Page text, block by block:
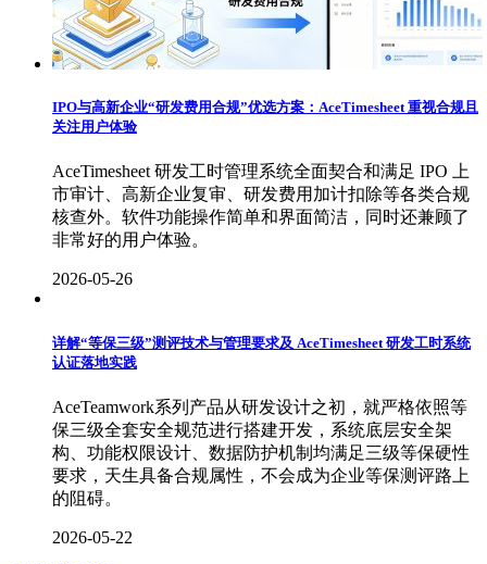
IPO与高新企业“研发费用合规”优选方案：AceTimesheet 重视合规且
关注用户体验
AceTimesheet 研发工时管理系统全面契合和满足 IPO 上
市审计、高新企业复审、研发费用加计扣除等各类合规
核查外。软件功能操作简单和界面简洁，同时还兼顾了
非常好的用户体验。
2026-05-26
详解“等保三级”测评技术与管理要求及 AceTimesheet 研发工时系统
认证落地实践
AceTeamwork系列产品从研发设计之初，就严格依照等
保三级全套安全规范进行搭建开发，系统底层安全架
构、功能权限设计、数据防护机制均满足三级等保硬性
要求，天生具备合规属性，不会成为企业等保测评路上
的阻碍。
2026-05-22